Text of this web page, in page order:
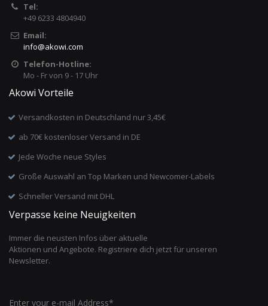
Tel:
+49 6233 4804940
Email:
info@akowi.com
Telefon-Hotline:
Mo - Fr von 9 - 17 Uhr
Akowi Vorteile
Versandkosten in Deutschland nur 3,45€
ab 70€ kostenloser Versand in DE
Jede Woche neue Styles
Große Auswahl an Top Marken und Newcomer-Labels
Schneller Versand mit DHL
Verpasse keine Neuigkeiten
Immer die neusten Infos über aktuelle
Aktionen und Angebote. Registriere dich jetzt für unseren
Newsletter.
Enter your e-mail Address*